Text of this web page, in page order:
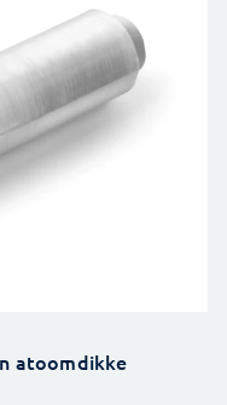
atoomdikke